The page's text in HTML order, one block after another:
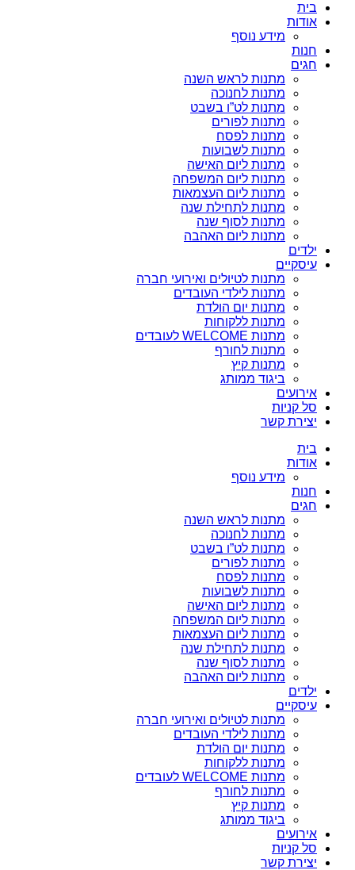
בית
אודות
מידע נוסף
חנות
חגים
מתנות לראש השנה
מתנות לחנוכה
מתנות לט”ו בשבט
מתנות לפורים
מתנות לפסח
מתנות לשבועות
מתנות ליום האישה
מתנות ליום המשפחה
מתנות ליום העצמאות
מתנות לתחילת שנה
מתנות לסוף שנה
מתנות ליום האהבה
ילדים
עיסקיים
מתנות לטיולים ואירועי חברה
מתנות לילדי העובדים
מתנות יום הולדת
מתנות ללקוחות
מתנות WELCOME לעובדים
מתנות לחורף
מתנות קיץ
ביגוד ממותג
אירועים
סל קניות
יצירת קשר
בית
אודות
מידע נוסף
חנות
חגים
מתנות לראש השנה
מתנות לחנוכה
מתנות לט”ו בשבט
מתנות לפורים
מתנות לפסח
מתנות לשבועות
מתנות ליום האישה
מתנות ליום המשפחה
מתנות ליום העצמאות
מתנות לתחילת שנה
מתנות לסוף שנה
מתנות ליום האהבה
ילדים
עיסקיים
מתנות לטיולים ואירועי חברה
מתנות לילדי העובדים
מתנות יום הולדת
מתנות ללקוחות
מתנות WELCOME לעובדים
מתנות לחורף
מתנות קיץ
ביגוד ממותג
אירועים
סל קניות
יצירת קשר